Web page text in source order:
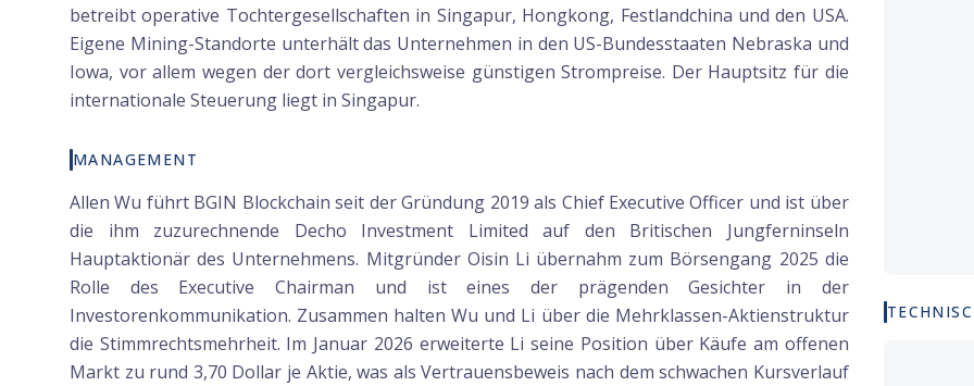
betreibt operative Tochtergesellschaften in Singapur, Hongkong, Festlandchina und den USA.
Eigene Mining-Standorte unterhält das Unternehmen in den US-Bundesstaaten Nebraska und
Iowa, vor allem wegen der dort vergleichsweise günstigen Strompreise. Der Hauptsitz für die
internationale Steuerung liegt in Singapur.
MANAGEMENT
Allen Wu führt BGIN Blockchain seit der Gründung 2019 als Chief Executive Officer und ist über
die ihm zuzurechnende Decho Investment Limited auf den Britischen Jungferninseln
Hauptaktionär des Unternehmens. Mitgründer Oisin Li übernahm zum Börsengang 2025 die
Rolle des Executive Chairman und ist eines der prägenden Gesichter in der
Investorenkommunikation. Zusammen halten Wu und Li über die Mehrklassen-Aktienstruktur
die Stimmrechtsmehrheit. Im Januar 2026 erweiterte Li seine Position über Käufe am offenen
Markt zu rund 3,70 Dollar je Aktie, was als Vertrauensbeweis nach dem schwachen Kursverlauf